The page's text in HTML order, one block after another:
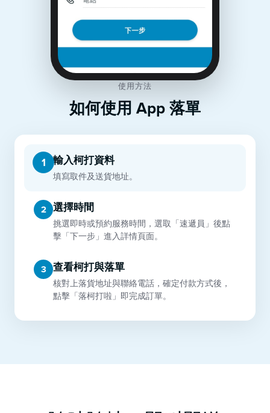
使用方法
如何使用 App 落單
1 輸入柯打資料
填寫取件及送貨地址。
2 選擇時間
挑選即時或預約服務時間，選取「速遞員」後點
擊「下一步」進入詳情頁面。
3 查看柯打與落單
核對上落貨地址與聯絡電話，確定付款方式後，
點擊「落柯打啦」即完成訂單。